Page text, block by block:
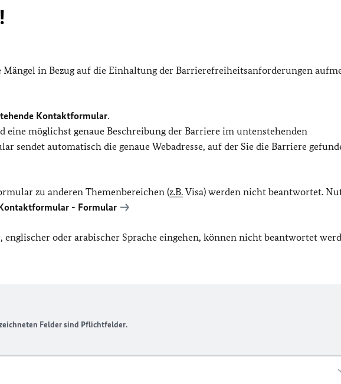
Mängel in Bezug auf die Einhaltung der Barrierefreiheitsanforderungen
Kontaktformular.
eine möglichst genaue Beschreibung der Barriere im untenstehenden
sendet automatisch die genaue Webadresse, auf der Sie die Barriere
zu anderen Themenbereichen (z.B. Visa) werden nicht beantwortet.
- Formular
oder arabischer Sprache eingehen, können nicht beantwortet
Felder sind Pflichtfelder.